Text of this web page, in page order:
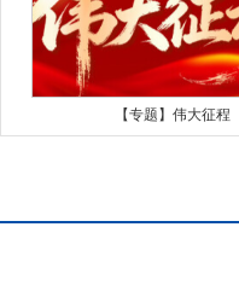
【专题】伟大征程